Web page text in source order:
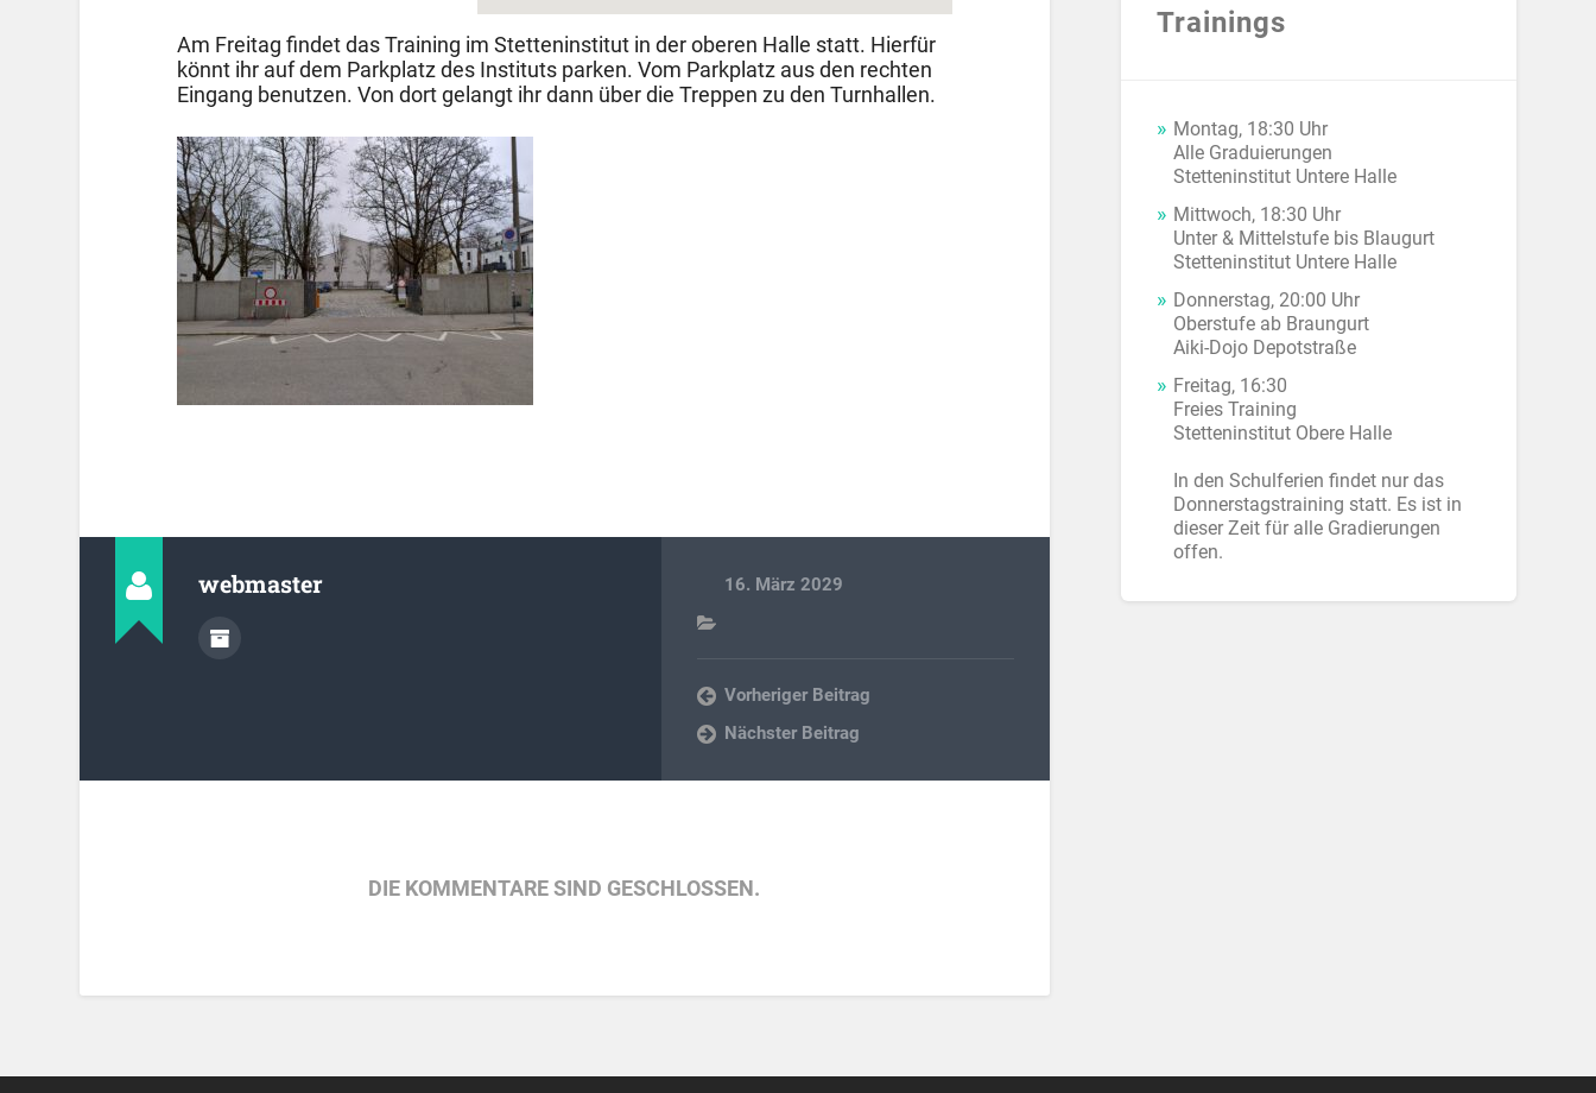
Am Freitag findet das Training im Stetteninstitut in der oberen Halle statt. Hierfür
könnt ihr auf dem Parkplatz des Instituts parken. Vom Parkplatz aus den rechten
Eingang benutzen. Von dort gelangt ihr dann über die Treppen zu den Turnhallen.
webmaster 16. März 2029
Vorheriger Beitrag
Nächster Beitrag
DIE KOMMENTARE SIND GESCHLOSSEN.
Trainings
Montag, 18:30 Uhr
Alle Graduierungen
Stetteninstitut Untere Halle
Mittwoch, 18:30 Uhr
Unter & Mittelstufe bis Blaugurt
Stetteninstitut Untere Halle
Donnerstag, 20:00 Uhr
Oberstufe ab Braungurt
Aiki-Dojo Depotstraße
Freitag, 16:30
Freies Training
Stetteninstitut Obere Halle
In den Schulferien findet nur das
Donnerstagstraining statt. Es ist in
dieser Zeit für alle Gradierungen
offen.